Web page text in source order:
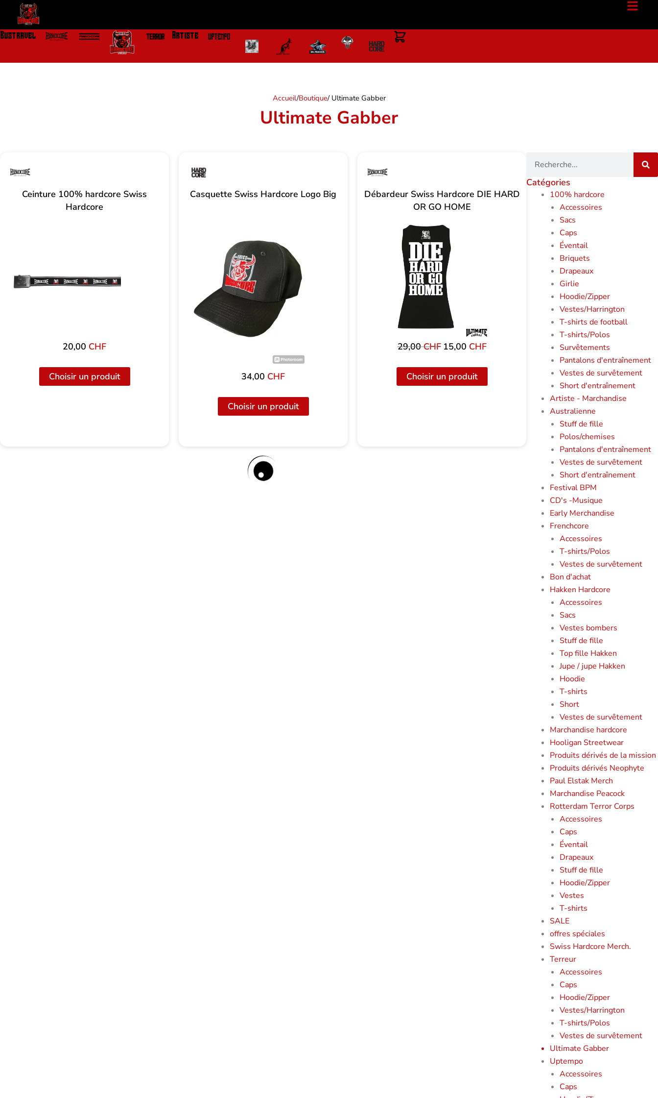
contenu
Bustravel Artiste
Accueil/Boutique/ Ultimate Gabber
Ultimate Gabber
Ceinture 100% hardcore Swiss
Hardcore
20,00 CHF
Choisir un produit
Casquette Swiss Hardcore Logo Big
34,00 CHF
Choisir un produit
Débardeur Swiss Hardcore DIE HARD
OR GO HOME
29,00CHF Le
était
15,00 CHFLe
actuel
est
Choisir un produit
Catégories
100% hardcore
Accessoires
Sacs
Caps
Éventail
Briquets
Drapeaux
Girlie
Hoodie/Zipper
Vestes/Harrington
T-shirts de football
T-shirts/Polos
Survêtements
Pantalons d'entraînement
Vestes de survêtement
Short d'entraînement
Artiste - Marchandise
Australienne
Stuff de fille
Polos/chemises
Pantalons d'entraînement
Vestes de survêtement
Short d'entraînement
Festival BPM
CD's -Musique
Early Merchandise
Frenchcore
Accessoires
T-shirts/Polos
Vestes de survêtement
Bon d'achat
Hakken Hardcore
Accessoires
Sacs
Vestes bombers
Stuff de fille
Top fille Hakken
Jupe / jupe Hakken
Hoodie
T-shirts
Short
Vestes de survêtement
Marchandise hardcore
Hooligan Streetwear
Produits dérivés de la mission
Produits dérivés Neophyte
Paul Elstak Merch
Marchandise Peacock
Rotterdam Terror Corps
Accessoires
Caps
Éventail
Drapeaux
Stuff de fille
Hoodie/Zipper
Vestes
T-shirts
SALE
offres spéciales
Swiss Hardcore Merch.
Terreur
Accessoires
Caps
Hoodie/Zipper
Vestes/Harrington
T-shirts/Polos
Vestes de survêtement
Ultimate Gabber
Uptempo
Accessoires
Caps